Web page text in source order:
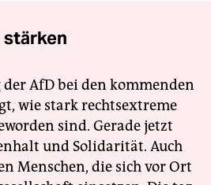
stärken
AfD bei den kommenden
wie stark rechtsextreme
sind. Gerade jetzt
und Solidarität. Auch
Menschen, die sich vor Ort